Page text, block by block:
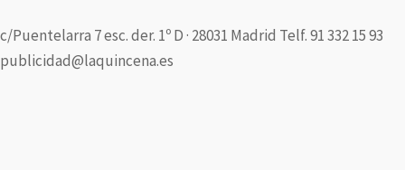
c/Puentelarra 7 esc. der. 1º D · 28031 Madrid Telf. 91 332 15 93
publicidad@laquincena.es